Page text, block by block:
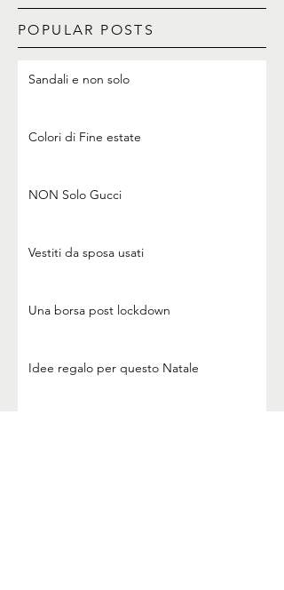
POPULAR POSTS
Sandali e non solo
Colori di Fine estate
NON Solo Gucci
Vestiti da sposa usati
Una borsa post lockdown
Idee regalo per questo Natale